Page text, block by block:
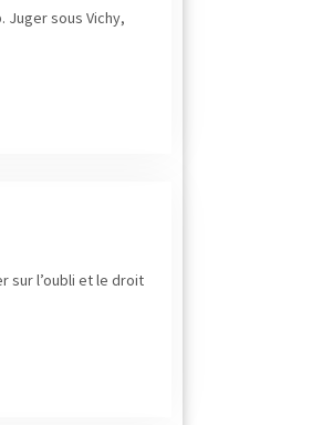
Juger sous Vichy,
sur l’oubli et le droit